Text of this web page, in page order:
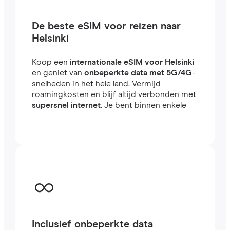
De beste eSIM voor reizen naar
Helsinki
Koop een internationale eSIM voor Helsinki
en geniet van onbeperkte data met 5G/4G-
snelheden in het hele land. Vermijd
roamingkosten en blijf altijd verbonden met
supersnel internet. Je bent binnen enkele
minuten online, of je nu reist of werkt in het
Inclusief onbeperkte data